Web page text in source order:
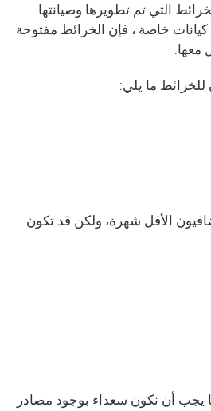
التي تم تطويرها وصيانتها
كيانات خاصة ، فإن الخرائط مفتوحة
معها.
ما يلي:
الأقل شهرة، ولكن قد تكون
يجب أن نكون سعداء بوجود مصادر